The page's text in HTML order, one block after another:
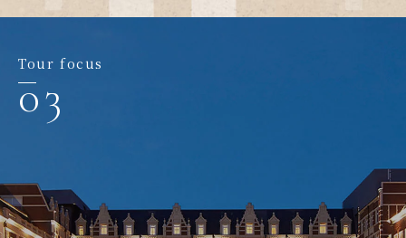
Tour focus
03